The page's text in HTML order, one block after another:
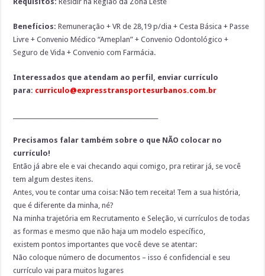
Benefícios:Remuneração + VR de 28,19 p/dia + Cesta Básica + Passe
Livre + Convenio Médico “Ameplan” + Convenio Odontológico +
Seguro de Vida + Convenio com Farmácia.
Interessados que atendam ao perfil, enviar currículo
para: curriculo@expresstransportesurbanos.com.br
Precisamos falar também sobre o que NÃO colocar no
currículo!
Então já abre ele e vai checando aqui comigo, pra retirar já, se você
tem algum destes itens.
Antes, vou te contar uma coisa: Não tem receita! Tem a sua história,
que é diferente da minha, né?
Na minha trajetória em Recrutamento e Seleção, vi currículos de todas
as formas e mesmo que não haja um modelo específico,
existem pontos importantes que você deve se atentar:
Não coloque número de documentos – isso é confidencial e seu
currículo vai para muitos lugares